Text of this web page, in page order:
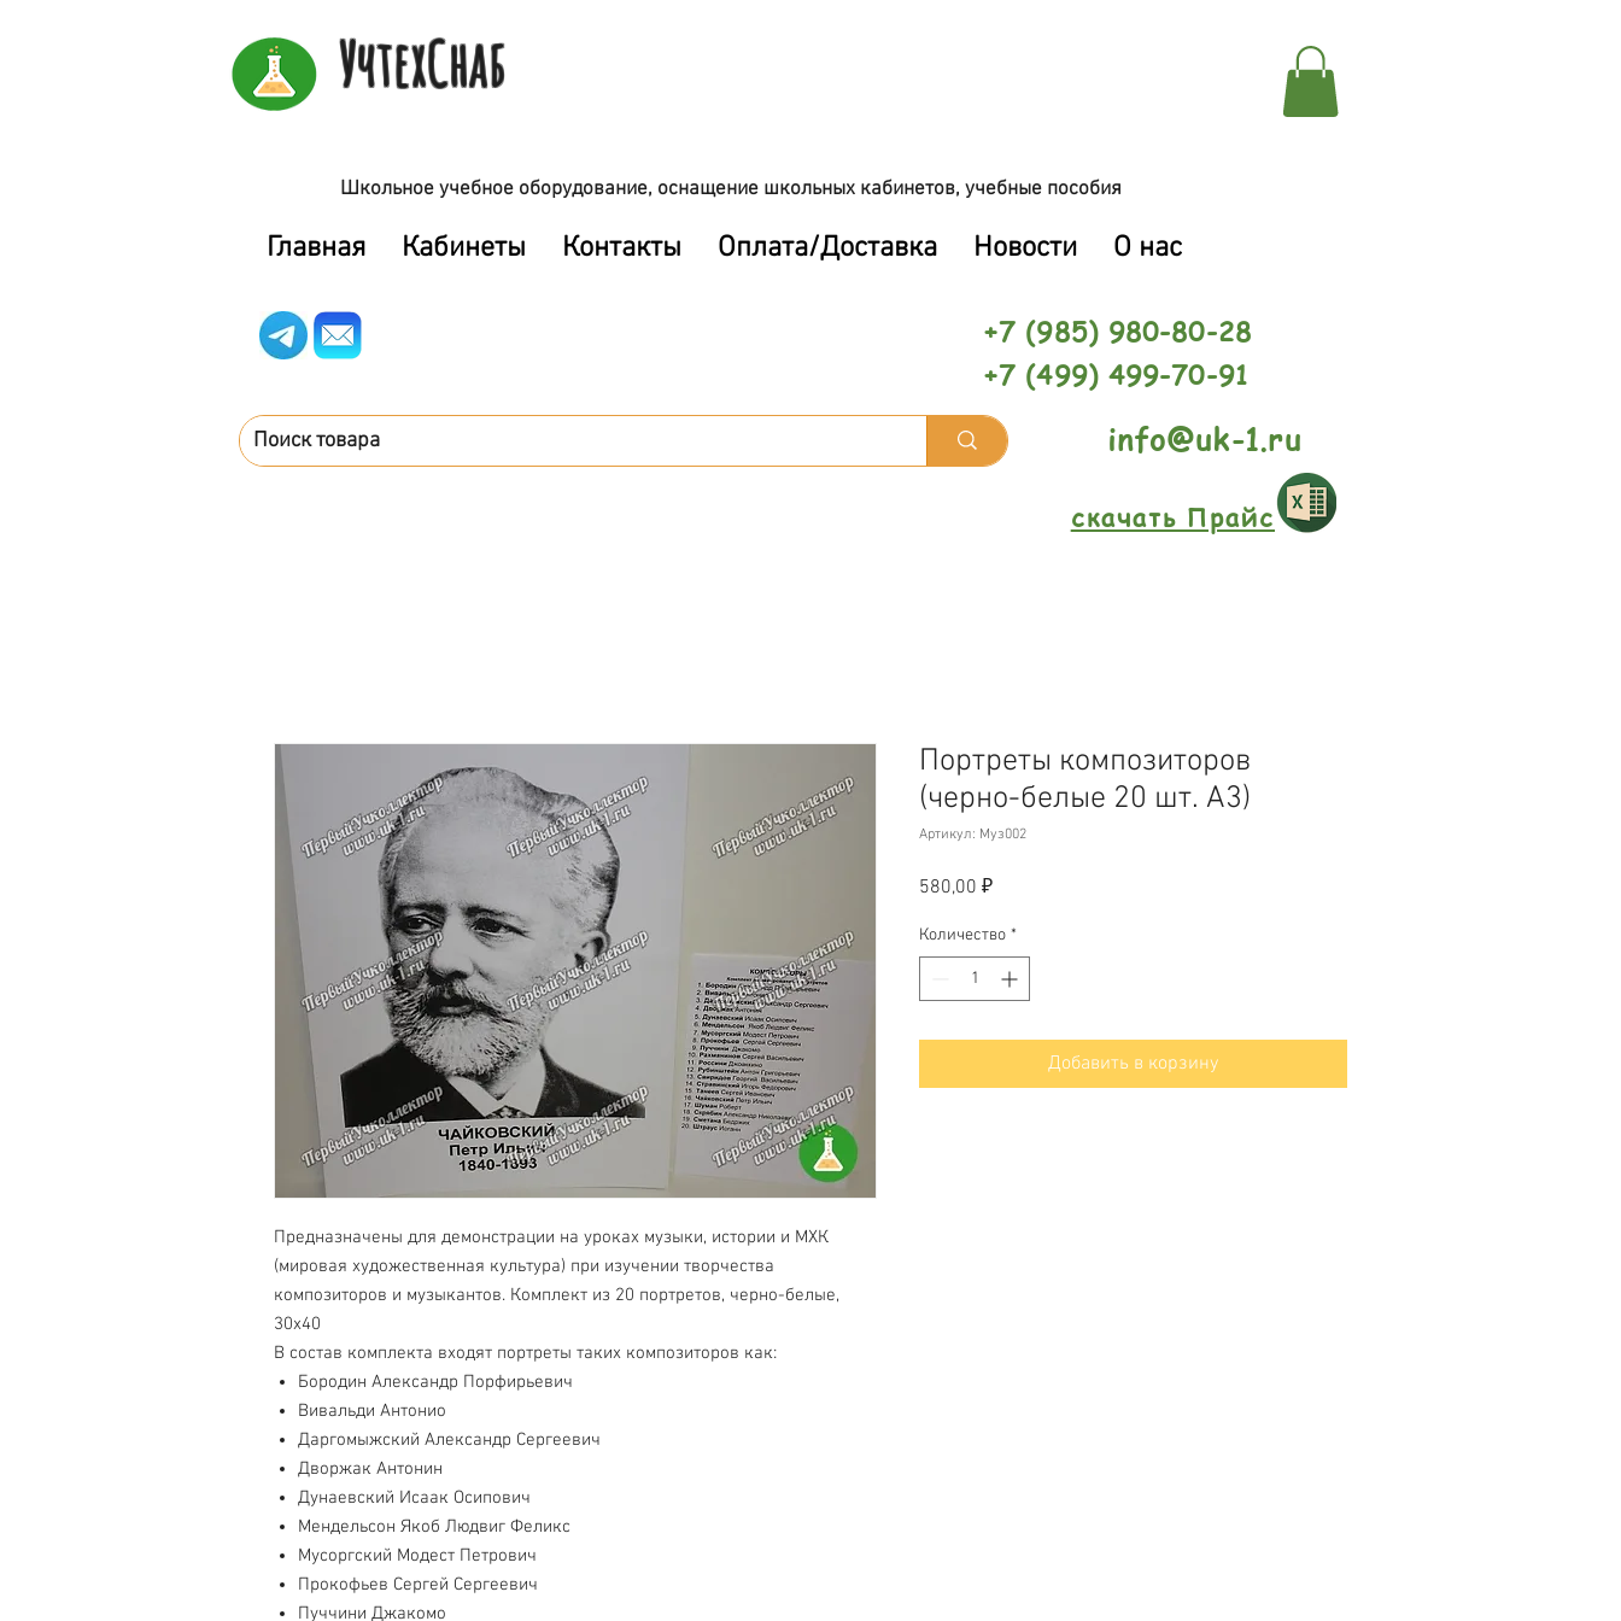
УчтехСнаб
Школьное учебное оборудование, оснащение школьных кабинетов, учебные пособия
Главная Кабинеты Контакты Оплата/Доставка Новости О нас
+7 (985) 980-80-28
+7 (499) 499-70-91
info@uk-1.ru
скачать Прайс
Предназначены для демонстрации на уроках музыки, истории и МХК
(мировая художественная культура) при изучении творчества
композиторов и музыкантов. Комплект из 20 портретов, черно-белые,
30х40
В состав комплекта входят портреты таких композиторов как:
Бородин Александр Порфирьевич
Вивальди Антонио
Даргомыжский Александр Сергеевич
Дворжак Антонин
Дунаевский Исаак Осипович
Мендельсон Якоб Людвиг Феликс
Мусоргский Модест Петрович
Прокофьев Сергей Сергеевич
Пуччини Джакомо
Портреты композиторов
(черно-белые 20 шт. А3)
Артикул: Муз002
580,00 ₽Цена
Количество *
Добавить в корзину